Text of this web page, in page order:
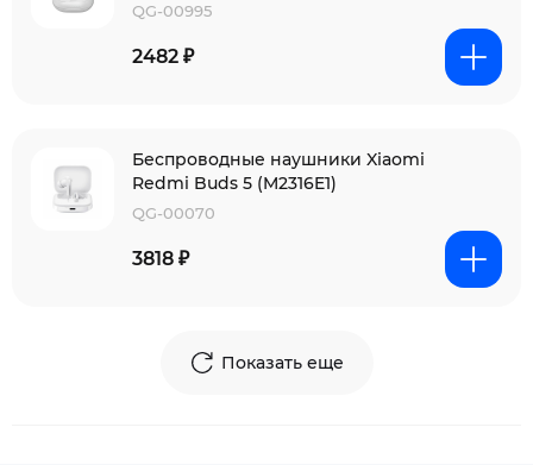
QG-00995
2482 ₽
Беспроводные наушники Xiaomi
Redmi Buds 5 (M2316E1)
QG-00070
3818 ₽
Показать еще